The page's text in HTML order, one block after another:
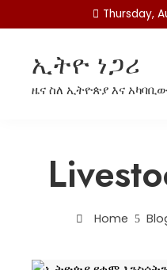
to
Thursday,
ኢትዮ ነጋሪ
ዜና ስለ ኢትዮጵያ እና አካባቢው
Home